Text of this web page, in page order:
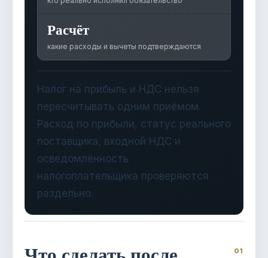
Расчёт
какие расходы и вычеты подтверждаются
Налог на прибыль и НДС нельзя
пересчитывать одним приёмом.
Расход по прибыли, статус реального
поставщика, входной НДС и
осведомлённость
налогоплательщика проверяются
раздельно.